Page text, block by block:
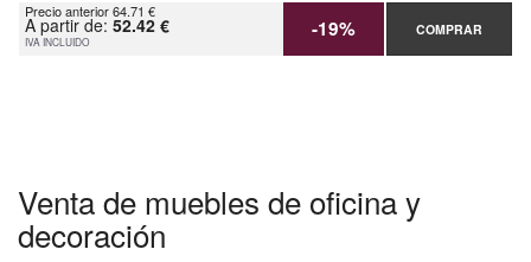
Precio anterior 64.71 €
A partir de: 52.42 €
IVA INCLUIDO -19% COMPRAR
Venta de muebles de oficina y
decoración